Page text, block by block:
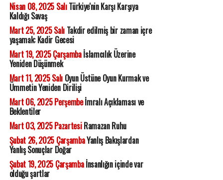
Nisan 08, 2025 SalıTürkiye'nin Karşı Karşıya
Kaldığı Savaş
Mart 25, 2025 SalıTakdir edilmiş bir zaman içre
yaşamak: Kadir Gecesi
Mart 19, 2025 Çarşambaİslamcılık Üzerine
Yeniden Düşünmek
Mart 11, 2025 SalıOyun Üstüne Oyun Kurmak ve
Ümmetin Yeniden Dirilişi
Mart 06, 2025 Perşembeİmralı Açıklaması ve
Beklentiler
Mart 03, 2025 PazartesiRamazan Ruhu
Şubat 26, 2025 ÇarşambaYanlış Bakışlardan
Yanlış Sonuçlar Doğar
Şubat 19, 2025 Çarşambaİnsanlığın içinde var
olduğu şartlar